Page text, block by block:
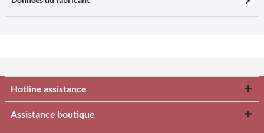
Hotline assistance
Assistance boutique